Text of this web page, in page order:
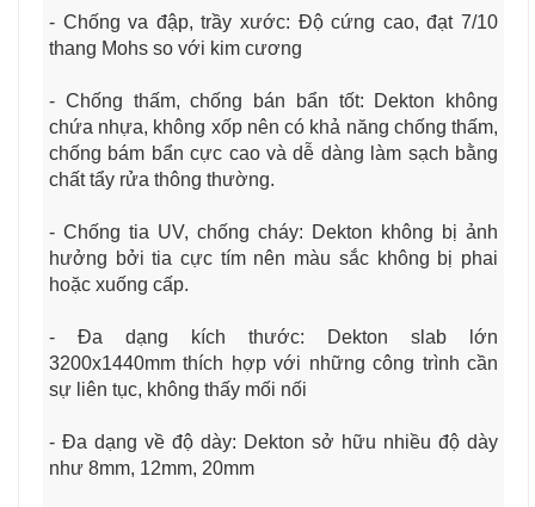
- Chống va đập, trầy xước: Độ cứng cao, đạt 7/10
thang Mohs so với kim cương
- Chống thấm, chống bán bẩn tốt: Dekton không
chứa nhựa, không xốp nên có khả năng chống thấm,
chống bám bẩn cực cao và dễ dàng làm sạch bằng
chất tẩy rửa thông thường.
- Chống tia UV, chống cháy: Dekton không bị ảnh
hưởng bởi tia cực tím nên màu sắc không bị phai
hoặc xuống cấp.
- Đa dạng kích thước: Dekton slab lớn
3200x1440mm thích hợp với những công trình cần
sự liên tục, không thấy mối nối
- Đa dạng về độ dày: Dekton sở hữu nhiều độ dày
như 8mm, 12mm, 20mm